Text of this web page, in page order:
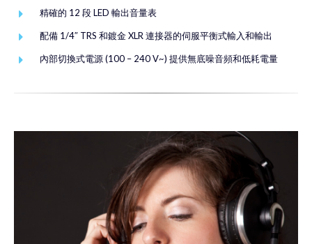
精確的 12 段 LED 輸出音量表
配備 1/4″ TRS 和鍍金 XLR 連接器的伺服平衡式輸入和輸出
內部切換式電源 (100 – 240 V~) 提供無底噪音頻和低耗電量